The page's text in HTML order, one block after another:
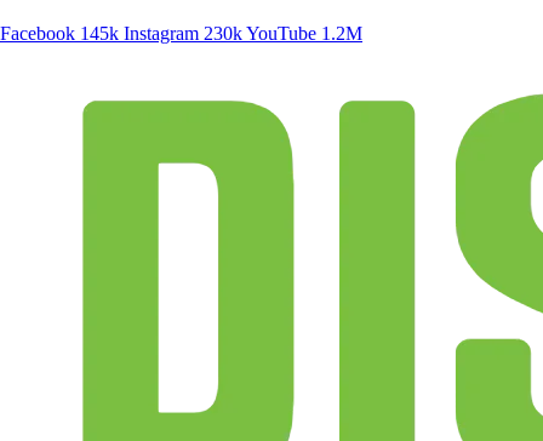
Facebook 145k Instagram 230kYouTube 1.2M